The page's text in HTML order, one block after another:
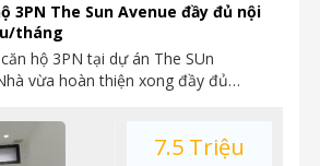
3PN The Sun Avenue đầy đủ nội
tháng
hộ 3PN tại dự án The SUn
vừa hoàn thiện xong đầy đủ…
7.5 Triệu